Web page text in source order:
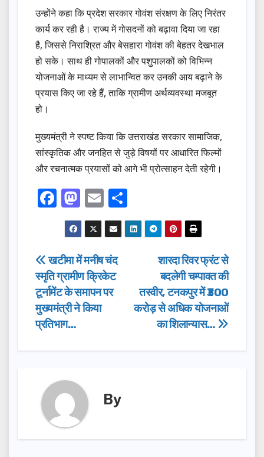
उन्होंने कहा कि प्रदेश सरकार गोवंश संरक्षण के लिए निरंतर
कार्य कर रही है। राज्य में गोसदनों को बढ़ावा दिया जा रहा
है, जिससे निराश्रित और बेसहारा गोवंश की बेहतर देखभाल
हो सके। साथ ही गोपालकों और पशुपालकों को विभिन्न
योजनाओं के माध्यम से लाभान्वित कर उनकी आय बढ़ाने के
प्रयास किए जा रहे हैं, ताकि ग्रामीण अर्थव्यवस्था मजबूत
हो।
मुख्यमंत्री ने स्पष्ट किया कि उत्तराखंड सरकार सामाजिक,
सांस्कृतिक और जनहित से जुड़े विषयों पर आधारित फिल्मों
और रचनात्मक प्रयासों को आगे भी प्रोत्साहन देती रहेगी।
F
a
c
e
b
o
o
k
M
a
st
o
d
o
n
E
m
ail
h
ar
Post
navigation
शारदा रिवर फ्रंट से
बदलेगी चम्पावत की
तस्वीर, टनकपुर में ₹300
करोड़ से अधिक योजनाओं
का शिलान्यास…
खटीमा में मनीष चंद
स्मृति ग्रामीण क्रिकेट
टूर्नामेंट के समापन पर
मुख्यमंत्री ने किया
प्रतिभाग…
By